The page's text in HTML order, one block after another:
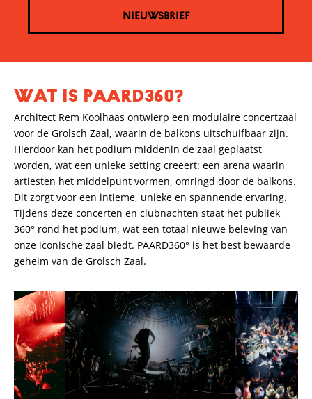
NIEUWSBRIEF
WAT IS PAARD360?
Architect Rem Koolhaas ontwierp een modulaire concertzaal
voor de Grolsch Zaal, waarin de balkons uitschuifbaar zijn.
Hierdoor kan het podium middenin de zaal geplaatst
worden, wat een unieke setting creëert: een arena waarin
artiesten het middelpunt vormen, omringd door de balkons.
Dit zorgt voor een intieme, unieke en spannende ervaring.
Tijdens deze concerten en clubnachten staat het publiek
360° rond het podium, wat een totaal nieuwe beleving van
onze iconische zaal biedt. PAARD360° is het best bewaarde
geheim van de Grolsch Zaal.